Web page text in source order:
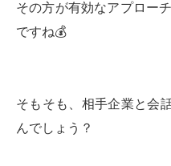
その方が有効なアプロー
ですね💰
そもそも、相手企業と会
んでしょう？